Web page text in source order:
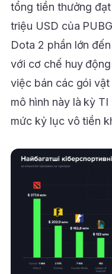
tổng tiền thưởng
triệu USD của
Dota 2 phần lớn
với cơ chế huy
việc bán các gói
mô hình này là kỳ
mức kỷ lục vô tiền